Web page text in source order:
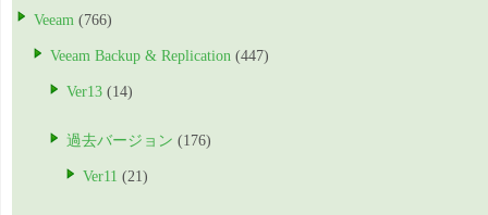
Veeam (766)
Veeam Backup & Replication (447)
Ver13 (14)
過去バージョン (176)
Ver11 (21)